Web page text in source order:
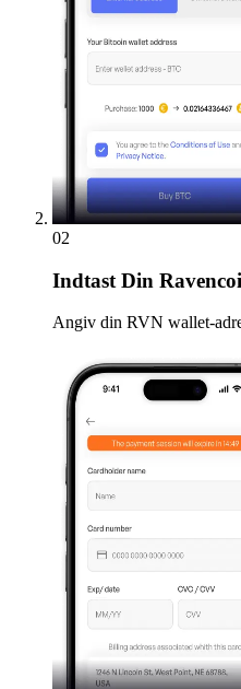
02
Indtast Din
Angiv din RVN wallet-